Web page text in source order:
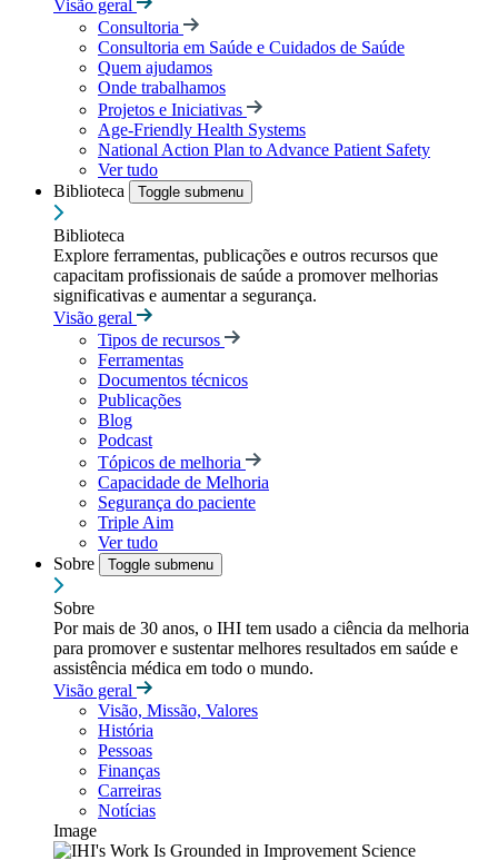
Visão geral
Consultoria
Consultoria em Saúde e Cuidados de Saúde
Quem ajudamos
Onde trabalhamos
Projetos e Iniciativas
Age-Friendly Health Systems
National Action Plan to Advance Patient Safety
Ver tudo
Biblioteca
Toggle submenu
Biblioteca
Explore ferramentas, publicações e outros recursos que
capacitam profissionais de saúde a promover melhorias
significativas e aumentar a segurança.
Visão geral
Tipos de recursos
Ferramentas
Documentos técnicos
Publicações
Blog
Podcast
Tópicos de melhoria
Capacidade de Melhoria
Segurança do paciente
Triple Aim
Ver tudo
Sobre
Toggle submenu
Sobre
Por mais de 30 anos, o IHI tem usado a ciência da melhoria
para promover e sustentar melhores resultados em saúde e
assistência médica em todo o mundo.
Visão geral
Visão, Missão, Valores
História
Pessoas
Finanças
Carreiras
Notícias
Image